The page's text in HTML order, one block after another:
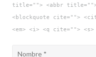
title=""> <abbr title="">
<blockquote cite="">
<em> <i> <q cite="">